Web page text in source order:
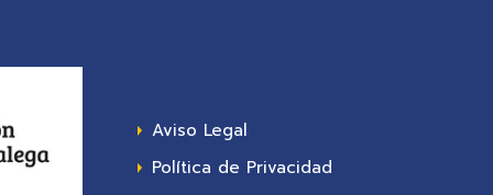
Aviso Legal
Política de Privacidad